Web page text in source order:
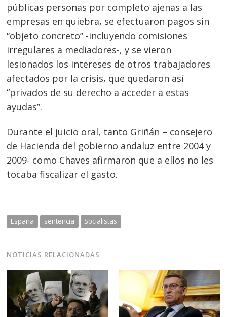
públicas personas por completo ajenas a las
empresas en quiebra, se efectuaron pagos sin
“objeto concreto” -incluyendo comisiones
irregulares a mediadores-, y se vieron
lesionados los intereses de otros trabajadores
afectados por la crisis, que quedaron así
“privados de su derecho a acceder a estas
ayudas”.
Durante el juicio oral, tanto Griñán – consejero
de Hacienda del gobierno andaluz entre 2004 y
2009- como Chaves afirmaron que a ellos no les
tocaba fiscalizar el gasto.
España sentencia Socialistas
NOTICIAS RELACIONADAS